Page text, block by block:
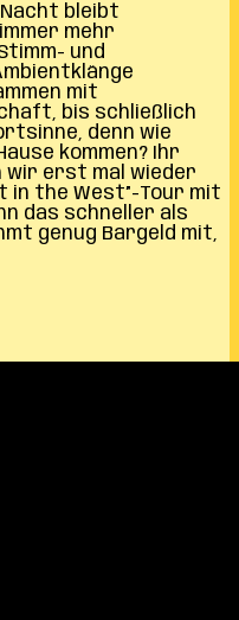
bleibt
mehr
und
mit
bis schließlich
denn wie
kommen? Ihr
wir erst mal wieder
in the West”-Tour mit
das schneller als
genug Bargeld mit,